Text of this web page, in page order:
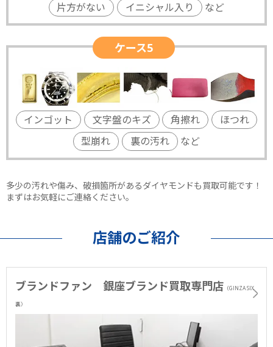
片方がない
イニシャル入り など
ケース5
インゴット 文字盤のキズ 角擦れ
ほつれ
型崩れ
裏の汚れ など
多少の汚れや傷み、破損箇所があるダイヤモンドも買取可能です！
まずはお気軽にご連絡ください。
店舗のご紹介
ブランドファン 銀座ブランド買取専門店 （GINZA SIX
裏）